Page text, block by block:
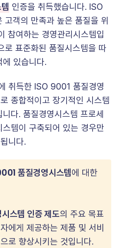
인증을 취득했습니다. ISO
객의 만족과 높은 품질을 위
참여하는 경영관리시스템입
로 표준화된 품질시스템을 따
있습니다.
취득한 ISO 9001 품질경영
종합적이고 장기적인 시스템
다. 품질경영시스템 프로세
템이 구축되어 있는 경우만
니다.
품질경영시스템에 대한
스템 인증 제도의 주요 목표
에게 제공하는 제품 및 서비
로 향상시키는 것입니다.